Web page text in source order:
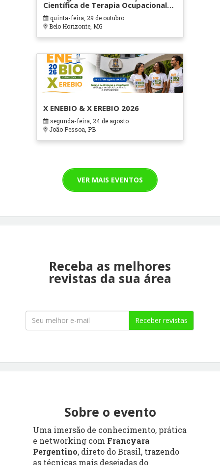
Científica de Terapia Ocupacional
em Contextos Hospitalares e
Cuidados Paliativos - ATOHOSP
quinta-feira, 29 de outubro
Belo Horizonte, MG
X ENEBIO & X EREBIO 2026
segunda-feira, 24 de agosto
João Pessoa, PB
VER MAIS EVENTOS
Receba as melhores
revistas da sua área
Receber revistas
Sobre o evento
Uma imersão de conhecimento, prática
e networking com Francyara
Pergentino, direto do Brasil, trazendo
as técnicas mais desejadas do